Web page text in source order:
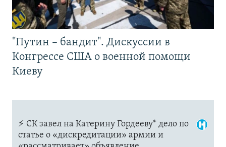
"Путин – бандит". Дискуссии в
Конгрессе США о военной помощи
Киеву